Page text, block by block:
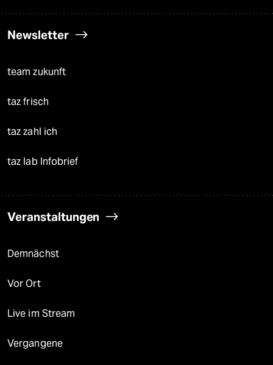
Newsletter
team zukunft
taz frisch
taz zahl ich
taz lab Infobrief
Veranstaltungen
Demnächst
Vor Ort
Live im Stream
Vergangene